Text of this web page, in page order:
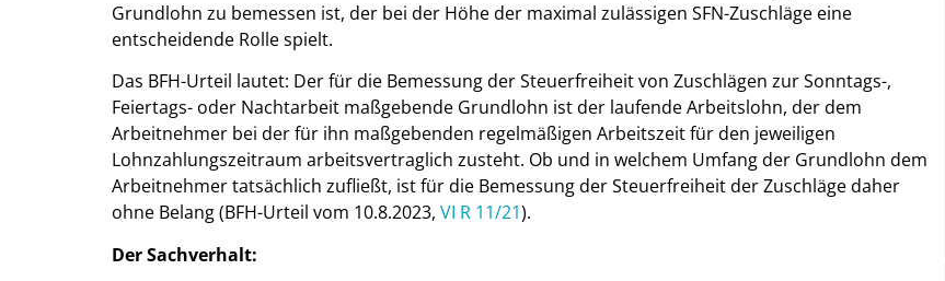
Grundlohn zu bemessen ist, der bei der Höhe der maximal zulässigen SFN-Zuschläge eine
entscheidende Rolle spielt.
Das BFH-Urteil lautet: Der für die Bemessung der Steuerfreiheit von Zuschlägen zur Sonntags-,
Feiertags- oder Nachtarbeit maßgebende Grundlohn ist der laufende Arbeitslohn, der dem
Arbeitnehmer bei der für ihn maßgebenden regelmäßigen Arbeitszeit für den jeweiligen
Lohnzahlungszeitraum arbeitsvertraglich zusteht. Ob und in welchem Umfang der Grundlohn dem
Arbeitnehmer tatsächlich zufließt, ist für die Bemessung der Steuerfreiheit der Zuschläge daher
ohne Belang (BFH-Urteil vom 10.8.2023, VI R 11/21).
Der Sachverhalt: